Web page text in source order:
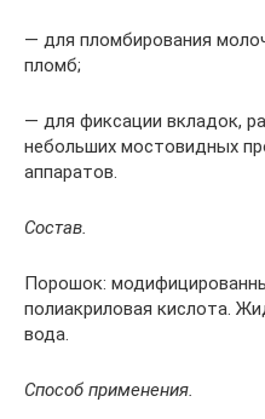
— для пломбирования
пломб;
— для фиксации вкладок,
небольших мостовидных
аппаратов.
Состав.
Порошок:
полиакриловая кислота.
вода.
Способ применения.